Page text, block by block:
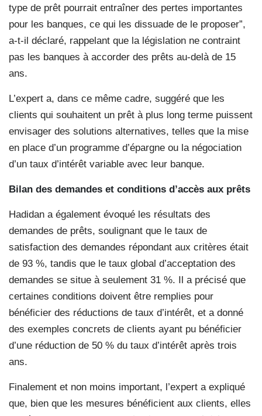
type de prêt pourrait entraîner des pertes importantes
pour les banques, ce qui les dissuade de le proposer”,
a-t-il déclaré, rappelant que la législation ne contraint
pas les banques à accorder des prêts au-delà de 15
ans.
L’expert a, dans ce même cadre, suggéré que les
clients qui souhaitent un prêt à plus long terme puissent
envisager des solutions alternatives, telles que la mise
en place d’un programme d’épargne ou la négociation
d’un taux d’intérêt variable avec leur banque.
Bilan des demandes et conditions d’accès aux prêts
Hadidan a également évoqué les résultats des
demandes de prêts, soulignant que le taux de
satisfaction des demandes répondant aux critères était
de 93 %, tandis que le taux global d’acceptation des
demandes se situe à seulement 31 %. Il a précisé que
certaines conditions doivent être remplies pour
bénéficier des réductions de taux d’intérêt, et a donné
des exemples concrets de clients ayant pu bénéficier
d’une réduction de 50 % du taux d’intérêt après trois
ans.
Finalement et non moins important, l’expert a expliqué
que, bien que les mesures bénéficient aux clients, elles